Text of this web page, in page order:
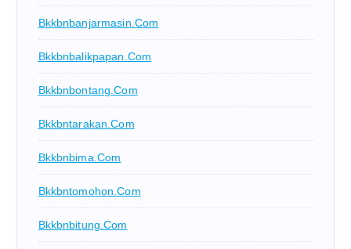
Bkkbnbanjarmasin.com
Bkkbnbalikpapan.com
Bkkbnbontang.com
Bkkbntarakan.com
Bkkbnbima.com
Bkkbntomohon.com
Bkkbnbitung.com